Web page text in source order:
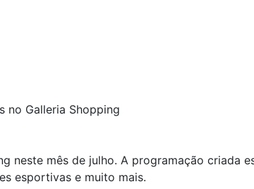
no Galleria Shopping
neste mês de julho. A programação criada
esportivas e muito mais.